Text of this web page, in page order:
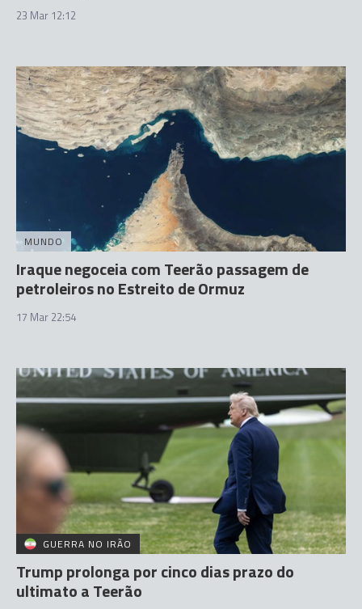
23 Mar 12:12
MUNDO
Iraque negoceia com Teerão passagem de
petroleiros no Estreito de Ormuz
17 Mar 22:54
GUERRA NO IRÃO
Trump prolonga por cinco dias prazo do
ultimato a Teerão